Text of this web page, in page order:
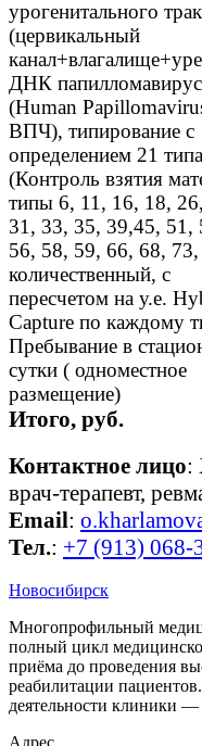
урогенитального
(цервикальный
ДНК
(Human
ВПЧ), типирование с
определением 21 типа
(Контроль взятия
типы 6, 11, 16, 18,
31, 33, 35, 39,45, 51,
56, 58, 59, 66, 68,
количественный, с
пересчетом на у.е.
Capture по каждому
Пребывание в
сутки ( одноместное
размещение)
Итого, руб.
Контактное лицо:
врач-терапевт,
Email:
Тел.: +7 (913) 068-
Новосибирск
Многопрофильный
полный цикл
приёма до проведения
реабилитации
деятельности клиники
Адрес